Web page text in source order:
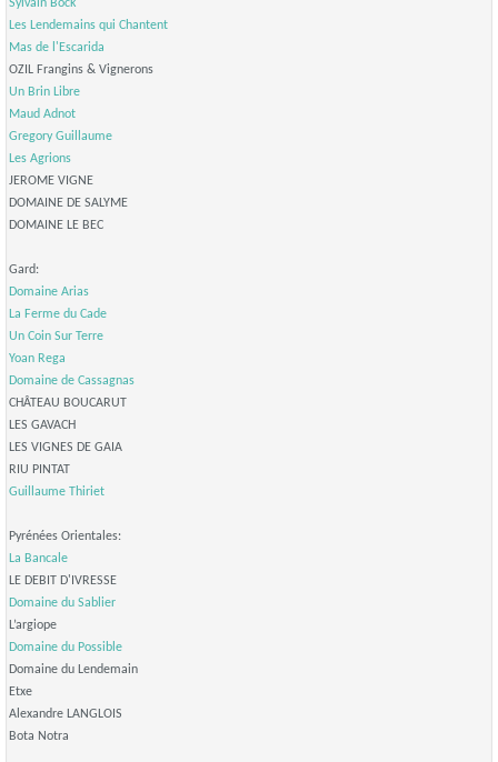
Sylvain Bock
Les Lendemains qui Chantent
Mas de l'Escarida
OZIL Frangins & Vignerons
Un Brin Libre
Maud Adnot
Gregory Guillaume
Les Agrions
JEROME VIGNE
DOMAINE DE SALYME
DOMAINE LE BEC
Gard:
Domaine Arias
La Ferme du Cade
Un Coin Sur Terre
Yoan Rega
Domaine de Cassagnas
CHÂTEAU BOUCARUT
LES GAVACH
LES VIGNES DE GAIA
RIU PINTAT
Guillaume Thiriet
Pyrénées Orientales:
La Bancale
LE DEBIT D'IVRESSE
Domaine du Sablier
L’argiope
Domaine du Possible
Domaine du Lendemain
Etxe
Alexandre LANGLOIS
Bota Notra